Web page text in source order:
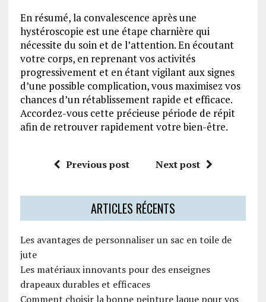
En résumé, la convalescence après une
hystéroscopie est une étape charnière qui
nécessite du soin et de l’attention. En écoutant
votre corps, en reprenant vos activités
progressivement et en étant vigilant aux signes
d’une possible complication, vous maximisez vos
chances d’un rétablissement rapide et efficace.
Accordez-vous cette précieuse période de répit
afin de retrouver rapidement votre bien-être.
Previous post Next post
ARTICLES RÉCENTS
Les avantages de personnaliser un sac en toile de
jute
Les matériaux innovants pour des enseignes
drapeaux durables et efficaces
Comment choisir la bonne peinture laque pour vos